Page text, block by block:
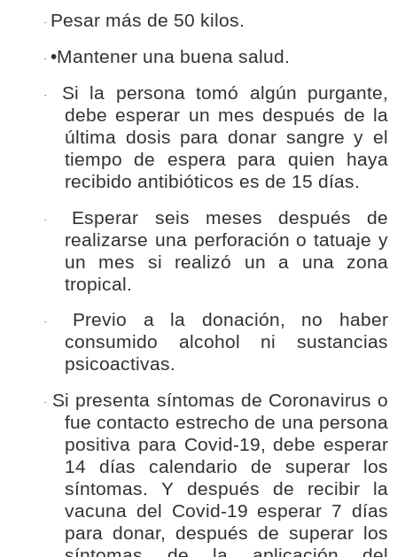
· Pesar más de 50 kilos.
· •Mantener una buena salud.
·
Si la persona tomó algún purgante,
debe esperar un mes después de la
última dosis para donar sangre y el
tiempo de espera para quien haya
recibido antibióticos es de 15 días.
·
Esperar seis meses después de
realizarse una perforación o tatuaje y
un mes si realizó un a una zona
tropical.
·
Previo a la donación, no haber
consumido alcohol ni sustancias
psicoactivas.
· Si presenta síntomas de Coronavirus o
fue contacto estrecho de una persona
positiva para Covid-19, debe esperar
14 días calendario de superar los
síntomas. Y después de recibir la
vacuna del Covid-19 esperar 7 días
para donar, después de superar los